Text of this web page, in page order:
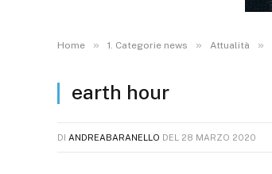
Home » 1. Categorie news » Attualità »
earth hour
DI ANDREABARANELLO DEL 28 MARZO 2020